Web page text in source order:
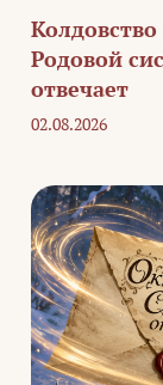
Родовой
отвечает
02.08.2026